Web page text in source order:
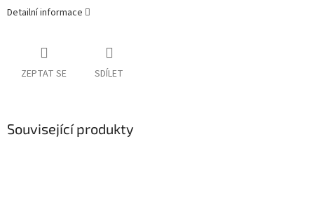
Detailní informace
ZEPTAT SE SDÍLET
Související produkty